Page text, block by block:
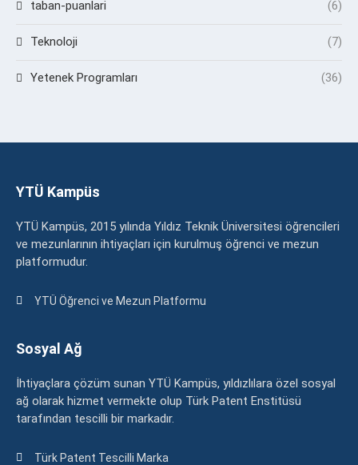
taban-puanlari (6)
Teknoloji (7)
Yetenek Programları (36)
YTÜ Kampüs
YTÜ Kampüs, 2015 yılında Yıldız Teknik Üniversitesi öğrencileri
ve mezunlarının ihtiyaçları için kurulmuş öğrenci ve mezun
platformudur.
YTÜ Öğrenci ve Mezun Platformu
Sosyal Ağ
İhtiyaçlara çözüm sunan YTÜ Kampüs, yıldızlılara özel sosyal
ağ olarak hizmet vermekte olup Türk Patent Enstitüsü
tarafından tescilli bir markadır.
Türk Patent Tescilli Marka